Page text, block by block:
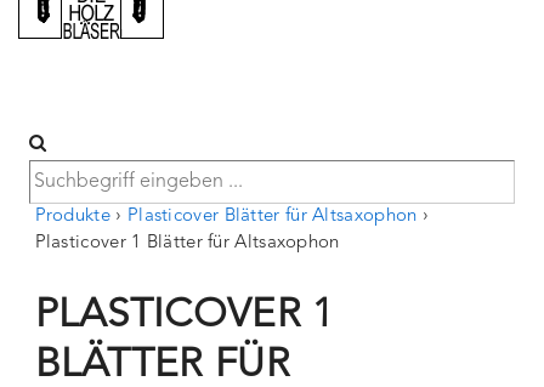
Produkte › Plasticover Blätter für Altsaxophon ›
Plasticover 1 Blätter für Altsaxophon
PLASTICOVER 1
BLÄTTER FÜR